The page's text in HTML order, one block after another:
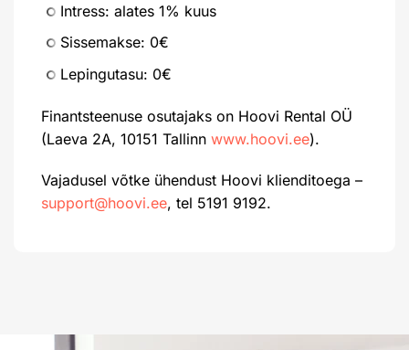
Intress: alates 1% kuus
Sissemakse: 0€
Lepingutasu: 0€
Finantsteenuse osutajaks on Hoovi Rental OÜ
(Laeva 2A, 10151 Tallinn www.hoovi.ee).
Vajadusel võtke ühendust Hoovi klienditoega –
support@hoovi.ee, tel 5191 9192.